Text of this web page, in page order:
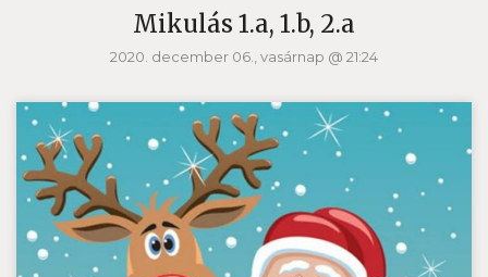
Mikulás 1.a, 1.b, 2.a
2020. december 06., vasárnap @ 21:24